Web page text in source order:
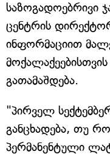
საზოგადოებრივი
ცენტრის
ინფორმაციით
გათამაშდება.
"პირველ
განცხადება, თუ
პერმანენტული